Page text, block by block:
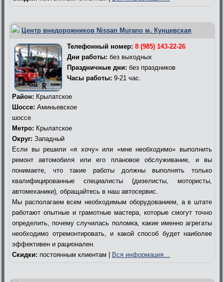
Центр внедорожников Nissan Murano м. Кунцевская
Телефонный номер: 8 (985) 143-22-26
Дни работы: без выходных
Праздничные дни: без праздников
Часы работы: 9-21 час.
Район: Крылатское
Шоссе: Аминьевское
шоссе
Метро: Крылатское
Округ: Западный
Если вы решили «я хочу» или «мне необходимо» выполнить
ремонт автомобиля или его плановое обслуживание, и вы
понимаете, что такие работы должны выполнять только
квалифицированные специалисты (дизелисты, мотористы,
автомеханики), обращайтесь в наш автосервис.
Мы располагаем всем необходимым оборудованием, а в штате
работают опытные и грамотные мастера, которые смогут точно
определить, почему случилась поломка, какие именно агрегаты
необходимо отремонтировать, и какой способ будет наиболее
эффективен и рационален.
Скидки: постоянным клиентам | Вся информация…